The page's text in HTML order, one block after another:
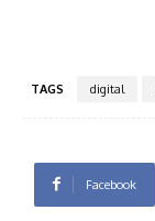
TAGS digital
Facebook